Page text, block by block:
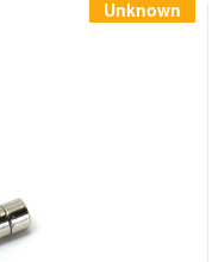
Unknown